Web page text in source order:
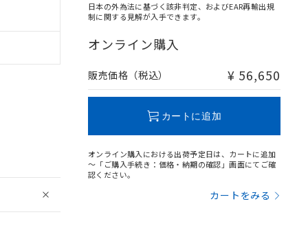
日本の外為法に基づく該非判定、およびEAR再輸出規
制に関する見解が入手できます。
オンライン購入
販売価格（税込） ¥ 56,650
カートに追加
オンライン購入における出荷予定日は、カートに追加
～「ご購入手続き：価格・納期の確認」画面にてご確
認ください。
カートをみる